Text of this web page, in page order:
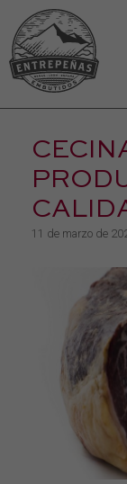
11 de marzo de